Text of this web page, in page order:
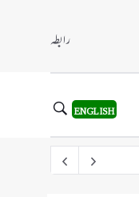
رابطہ
ENGLISH